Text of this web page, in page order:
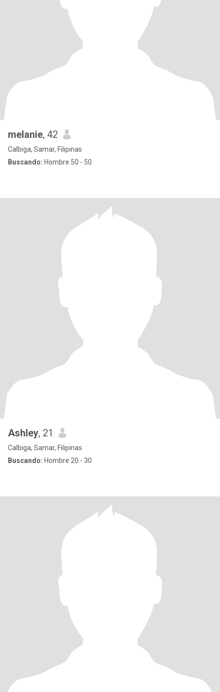
melanie, 42
Calbiga, Samar, Filipinas
Buscando: Hombre 50 - 50
Ashley, 21
Calbiga, Samar, Filipinas
Buscando: Hombre 20 - 30